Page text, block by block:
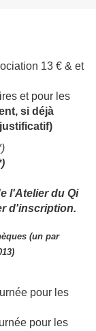
13 € & et
et pour les
si déjà
l'Atelier du Qi
d'inscription.
(un par
pour les
pour les